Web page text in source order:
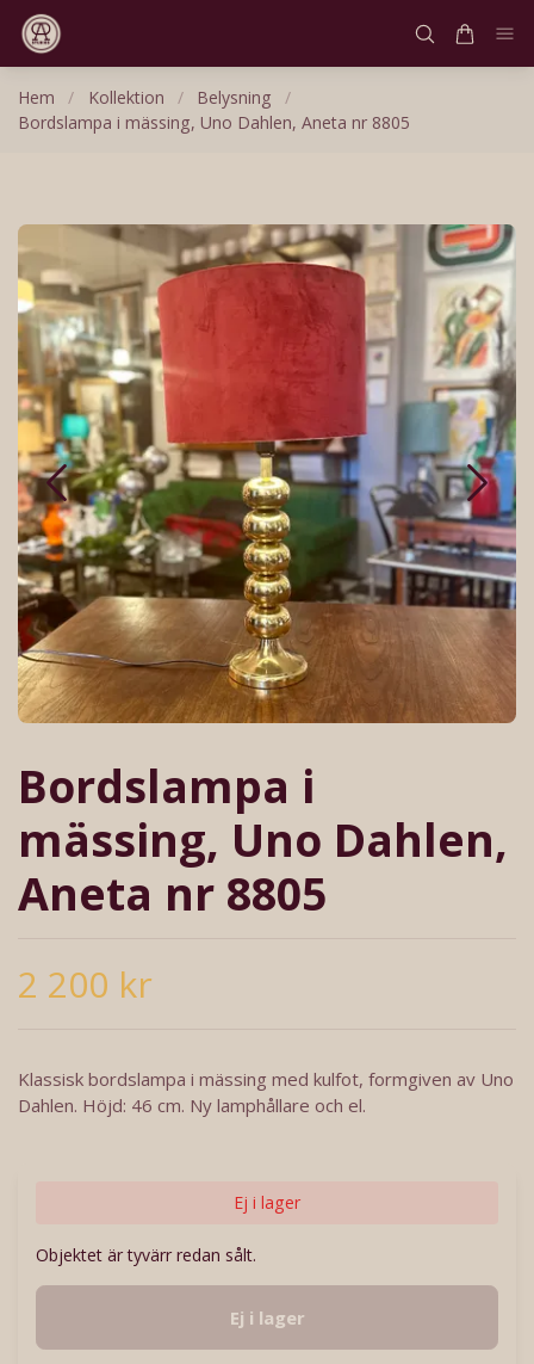
Hem / Kollektion / Belysning
/
Bordslampa i mässing, Uno Dahlen, Aneta nr 8805
Bordslampa i
mässing, Uno Dahlen,
Aneta nr 8805
2 200 kr
Klassisk bordslampa i mässing med kulfot, formgiven av Uno
Dahlen. Höjd: 46 cm. Ny lamphållare och el.
Ej i lager
Objektet är tyvärr redan sålt.
Ej i lager